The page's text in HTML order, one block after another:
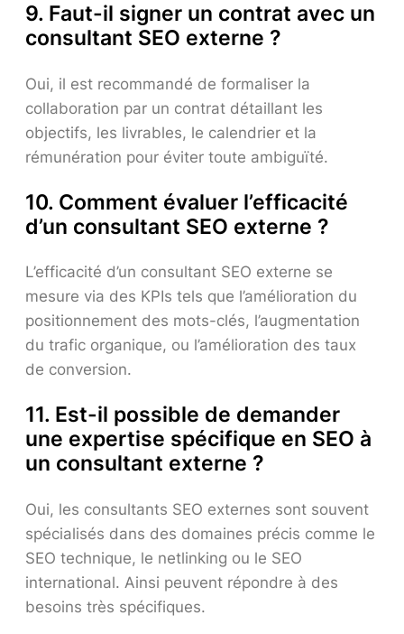
9. Faut-il signer un contrat avec un
consultant SEO externe ?
Oui, il est recommandé de formaliser la
collaboration par un contrat détaillant les
objectifs, les livrables, le calendrier et la
rémunération pour éviter toute ambiguïté.
10. Comment évaluer l’efficacité
d’un consultant SEO externe ?
L’efficacité d’un consultant SEO externe se
mesure via des KPIs tels que l’amélioration du
positionnement des mots-clés, l’augmentation
du trafic organique, ou l’amélioration des taux
de conversion.
11. Est-il possible de demander
une expertise spécifique en SEO à
un consultant externe ?
Oui, les consultants SEO externes sont souvent
spécialisés dans des domaines précis comme le
SEO technique, le netlinking ou le SEO
international. Ainsi peuvent répondre à des
besoins très spécifiques.